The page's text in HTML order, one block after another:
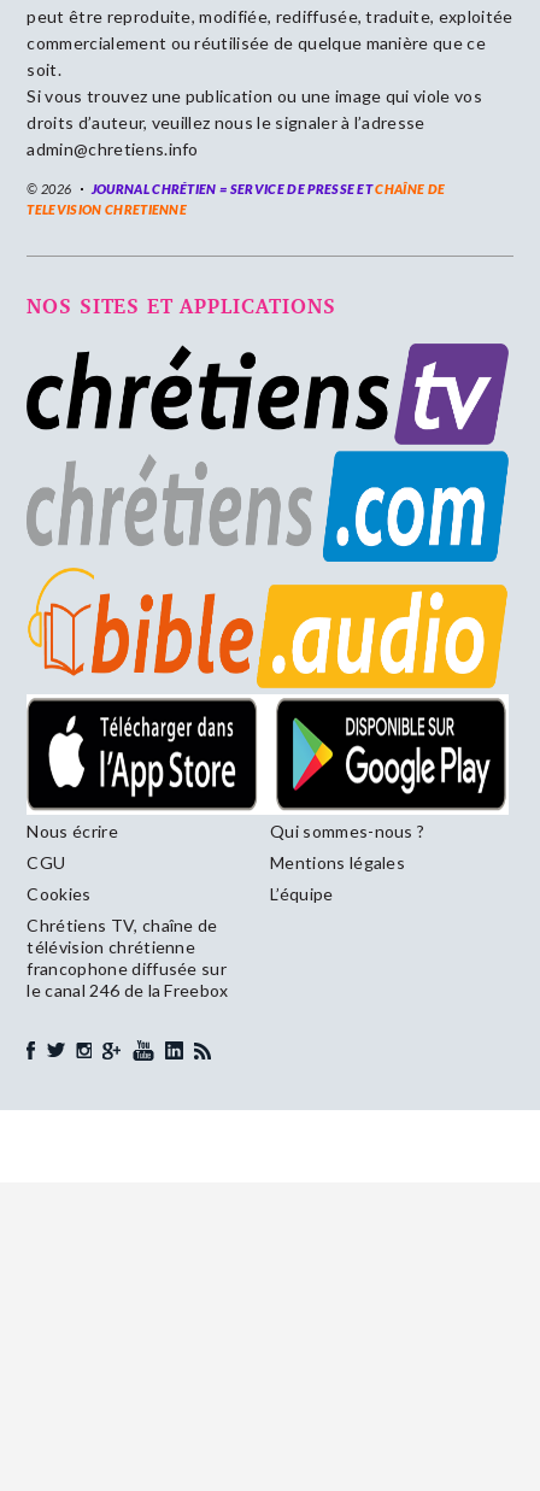
peut être reproduite, modifiée, rediffusée, traduite, exploitée
commercialement ou réutilisée de quelque manière que ce
soit.
Si vous trouvez une publication ou une image qui viole vos
droits d’auteur, veuillez nous le signaler à l’adresse
admin@chretiens.info
© 2026 JOURNAL CHRÉTIEN = SERVICE DE PRESSE ETCHAÎNE DE
TELEVISION CHRETIENNE
NOS SITES ET APPLICATIONS
Nous écrire
Qui sommes-nous ?
CGU
Mentions légales
Cookies
L’équipe
Chrétiens TV, chaîne de
télévision chrétienne
francophone diffusée sur
le canal 246 de la Freebox